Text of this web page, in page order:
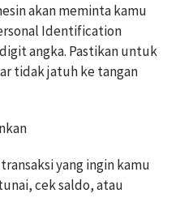
akan meminta kamu
Identification
angka. Pastikan untuk
tidak jatuh ke tangan
yang ingin kamu
cek saldo, atau